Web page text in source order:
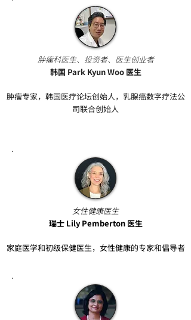
肿瘤科医生、投资者、医生创业者
韩国 Park Kyun Woo 医生
肿瘤专家，韩国医疗论坛创始人，乳腺癌数字疗法公
司联合创始人
女性健康医生
瑞士 Lily Pemberton 医生
家庭医学和初级保健医生，女性健康的专家和倡导者​